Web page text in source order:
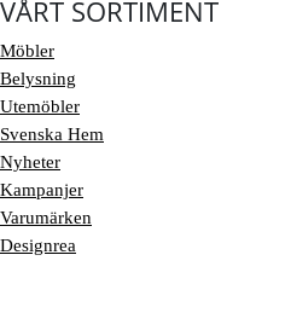
VÅRT SORTIMENT
Möbler
Belysning
Utemöbler
Svenska Hem
Nyheter
Kampanjer
Varumärken
Designrea